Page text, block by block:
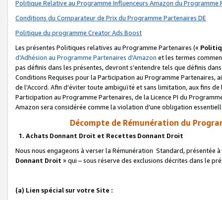
Politique Relative au Programme Influenceurs Amazon du Programme
Conditions du Comparateur de Prix du Programme Partenaires DE
Politique du programme Creator Ads Boost
Les présentes Politiques relatives au Programme Partenaires («
d’Adhésion au Programme Partenaires d'Amazon et les termes
pas définis dans les présentes, devront s'entendre tels que définis
Conditions Requises pour la Participation au Programme Partenaires,
de l'Accord. Afin d’éviter toute ambiguïté et sans limitation, aux fins
Participation au Programme Partenaires, de la Licence PI du
Amazon sera considérée comme la violation d’une obligation
Décompte de Rémunération du
1. Achats Donnant Droit et Recettes Donnant Droit
Nous nous engageons à verser la Rémunération Standard, présentée
Donnant Droit » qui – sous réserve des exclusions décrites dans le
(a) Lien spécial sur votre Site :